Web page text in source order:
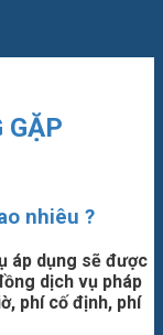
GẶP
nhiêu ?
áp dụng sẽ được
dịch vụ pháp
phí cố định, phí